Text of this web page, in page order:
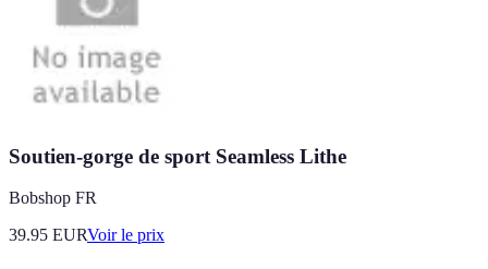
Soutien-gorge de sport Seamless Lithe
Bobshop FR
39.95 EURVoir le prix